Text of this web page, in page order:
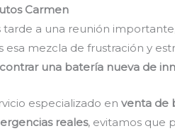
Carmen
tarde a una reunión
esa mezcla de frustración y
una batería nueva de
especializado enventa de
reales, evitamos que